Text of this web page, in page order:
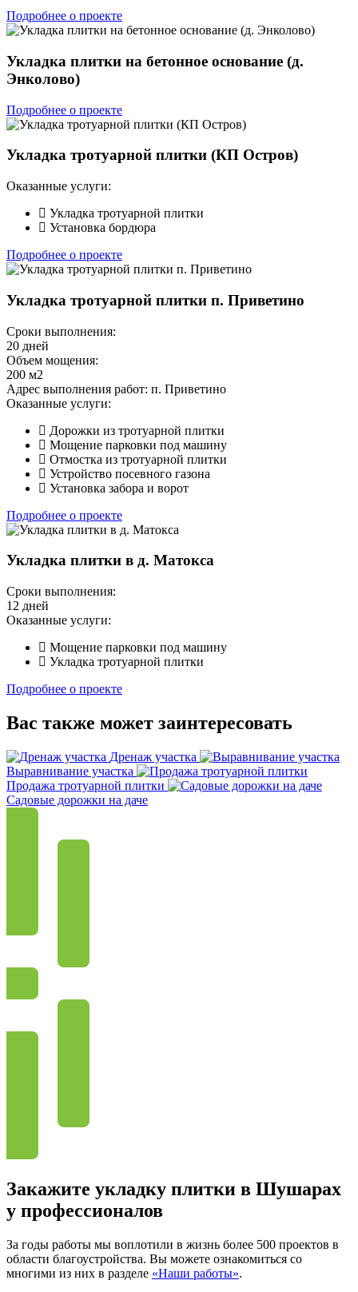
Подробнее о проекте
Укладка плитки на бетонное основание (д.
Энколово)
Подробнее о проекте
Укладка тротуарной плитки (КП Остров)
Оказанные услуги:
Укладка тротуарной плитки
Установка бордюра
Подробнее о проекте
Укладка тротуарной плитки п. Приветино
Сроки выполнения:
20 дней
Объем мощения:
200 м2
Адрес выполнения работ: п. Приветино
Оказанные услуги:
Дорожки из тротуарной плитки
Мощение парковки под машину
Отмостка из тротуарной плитки
Устройство посевного газона
Установка забора и ворот
Подробнее о проекте
Укладка плитки в д. Матокса
Сроки выполнения:
12 дней
Оказанные услуги:
Мощение парковки под машину
Укладка тротуарной плитки
Подробнее о проекте
Вас также может заинтересовать
Дренаж участка
Выравнивание участка
Продажа тротуарной плитки
Садовые дорожки на даче
Закажите укладку плитки в Шушарах
у профессионалов
За годы работы мы воплотили в жизнь более 500 проектов в
области благоустройства. Вы можете ознакомиться со
многими из них в разделе «Наши работы».